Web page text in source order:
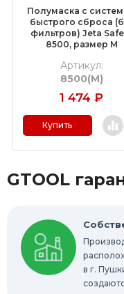
Абразивные
Шлифовальные
Круги с
Шлифовальные
Отрезные круги
Шлифовальные
Шлифовальные
Радиальные
Полумаска с
быстрого сброса
фильтров) Jeta
8500, размер M
Артикул:
8500(M)
1 474 ₽
Купить
GTOOL
в г.